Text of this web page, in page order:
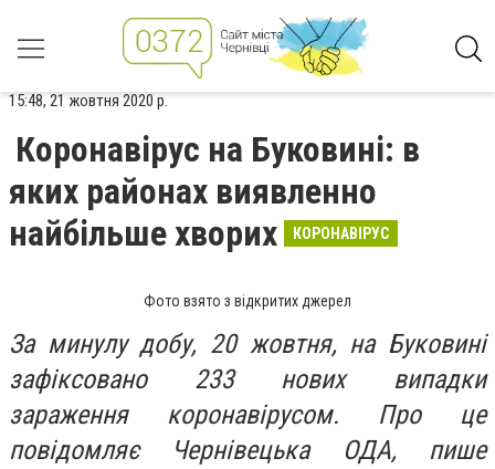
15:48, 21 жовтня 2020 р.
Коронавірус на Буковині: в
яких районах виявленно
найбільше хворих
КОРОНАВІРУС
Фото взято з відкритих джерел
За минулу добу, 20 жовтня, на Буковині
зафіксовано 233 нових випадки
зараження коронавірусом. Про це
повідомляє Чернівецька ОДА, пише